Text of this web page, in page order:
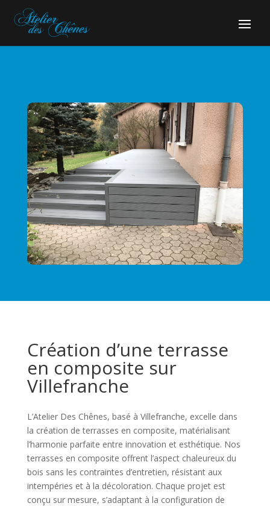
Création d’une terrasse
en composite sur
Villefranche
L’Atelier Des Chênes, basé à Villefranche, excelle dans
la création de terrasses en composite, matérialisant
l’harmonie parfaite entre innovation et esthétique. Nos
terrasses en composite offrent l’aspect chaleureux du
bois sans les contraintes d’entretien, résistant aux
intempéries et à la décoloration. Chaque projet est
conçu sur mesure, s’adaptant à la configuration de